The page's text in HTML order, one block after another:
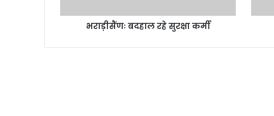
ल
सु
भराड़ीसैंणः बदहाल रहे सुरक्षा कर्मी
न
प